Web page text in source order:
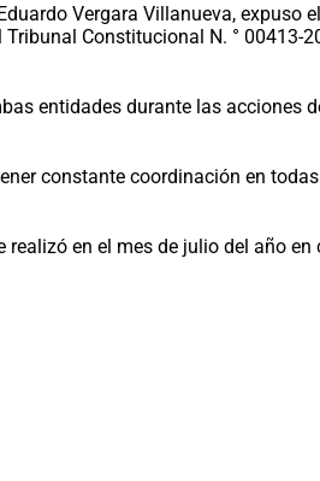
Vergara Villanueva,
Constitucional N. ° 00413-
entidades durante las acciones
constante coordinación en
en el mes de julio del año